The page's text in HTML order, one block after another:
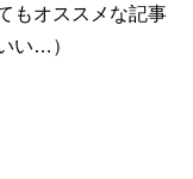
もオススメな記事
い…）